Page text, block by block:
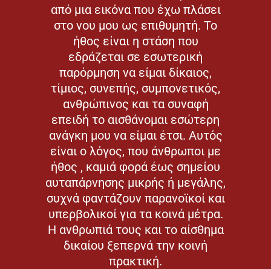
από μια εικόνα που έχω πλάσει
στο νου μου ως επιθυμητή. Το
ήθος είναι η στάση που
εδράζεται σε εσωτερική
παρόρμηση να είμαι δίκαιος,
τίμιος, συνεπής, συμπονετικός,
ανθρώπινος και τα συναφή
επειδή το αισθάνομαι εσώτερη
ανάγκη μου να είμαι έτσι. Αυτός
είναι ο λόγος, που άνθρωποι με
ήθος , καμιά φορά έως σημείου
αυταπάρνησης μικρής ή μεγάλης,
συχνά φαντάζουν παρανοϊκοί και
υπερβολικοί για τα κοινά μέτρα.
Η ανθρωπιά τους και το αίσθημα
δικαίου ξεπερνά την κοινή
πρακτική.